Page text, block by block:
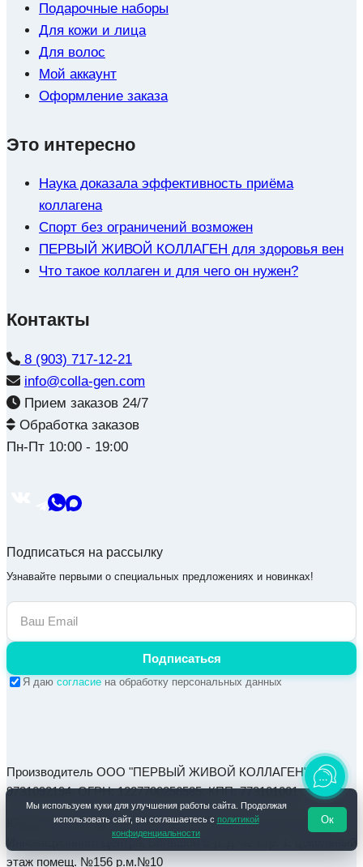
Подарочные наборы
Для кожи и лица
Для волос
Мой аккаунт
Оформление заказа
Это интересно
Наука доказала эффективность приёма
коллагена
Спорт без ограничений возможен
ПЕРВЫЙ ЖИВОЙ КОЛЛАГЕН для здоровья вен
Что такое коллаген и для чего он нужен?
Контакты
8 (903) 717-12-21
info@colla-gen.com
Прием заказов 24/7
Обработка заказов
Пн-Пт 10:00 - 19:00
Подписаться на рассылку
Узнавайте первыми о специальных предложениях и новинках!
Подписаться
Я даюсогласиена обработку персональных данных
Производитель ООО "ПЕРВЫЙ ЖИВОЙ КОЛЛАГЕН", ИНН:
9731092194, ОГРН: 1227700256585, КПП: 773101001
Юридический адрес: 121205, город Москва, тер Сколково
Инновационного Центра, Большой б-р, д. 42 стр. 1, цокольный
этаж помещ. №156 р.м.№10
Мы используем куки для улучшения работы сайта. Продолжая
использовать сайт, вы соглашаетесь с политикой
конфиденциальности
Ок